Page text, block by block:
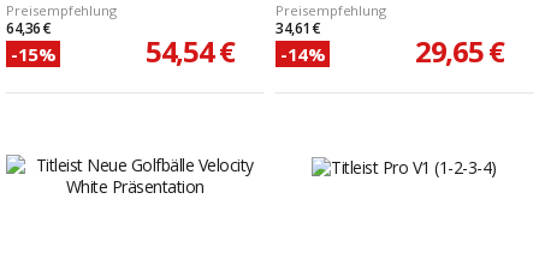
Preisempfehlung
64,36 €
-15% 54,54 €
Preisempfehlung
34,61 €
-14% 29,65 €